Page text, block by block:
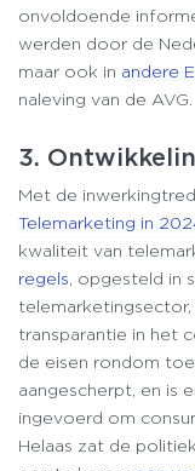
onvoldoende
werden door de
maar ook in andere
naleving van de AVG.
3.
Met de
Telemarketing in
kwaliteit van
regels , opgesteld in
transparantie in het
de eisen rondom
aangescherpt, en is
ingevoerd om
Helaas zat de